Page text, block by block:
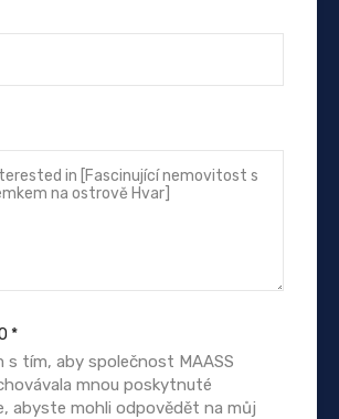
*
s tím, aby společnost MAASS
mnou poskytnuté
abyste mohli odpovědět na můj